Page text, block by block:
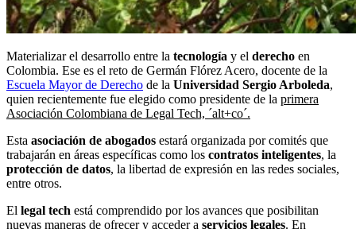
Materializar el desarrollo entre la tecnología y el derecho en
Colombia. Ese es el reto de Germán Flórez Acero, docente de la
Escuela Mayor de Derecho de la Universidad Sergio Arboleda,
quien recientemente fue elegido como presidente de la primera
Asociación Colombiana de Legal Tech, ´alt+co´.
Esta asociación de abogados estará organizada por comités que
trabajarán en áreas específicas como los contratos inteligentes, la
protección de datos, la libertad de expresión en las redes sociales,
entre otros.
El legal tech está comprendido por los avances que posibilitan
nuevas maneras de ofrecer y acceder a servicios legales. En